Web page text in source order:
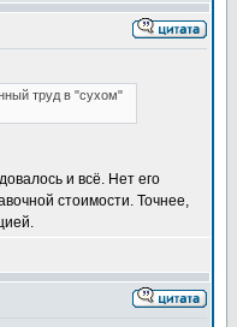
труд в "сухом"
и всё. Нет его
стоимости. Точнее,